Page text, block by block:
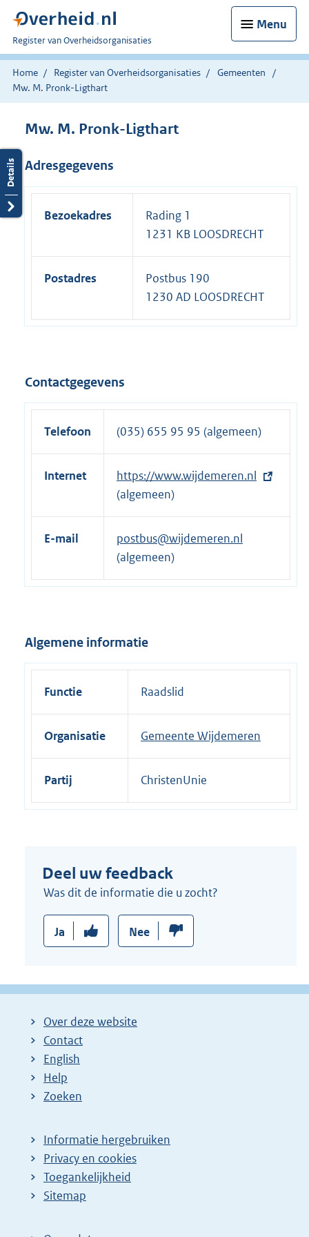
Menu
U
bent
nu
hier:
Register van Overheidsorganisaties
Home Register van Overheidsorganisaties
Gemeenten
Mw. M. Pronk-Ligthart
Mw. M. Pronk-Ligthart
Adresgegevens
Bezoekadres
Rading 1
1231 KB LOOSDRECHT
Postadres
Postbus 190
1230 AD LOOSDRECHT
Contactgegevens
Telefoon (035) 655 95 95 (algemeen)
Internet
E
x
t
r
e
n
k
https://www.wijdemeren.nl
(algemeen)
E-mail
postbus@wijdemeren.nl
(algemeen)
Algemene informatie
Functie Raadslid
Organisatie Gemeente Wijdemeren
Partij ChristenUnie
Deel uw feedback
Was dit de informatie die u zocht?
Ja Nee
Over deze website
Contact
English
Help
Zoeken
Informatie hergebruiken
Privacy en cookies
Toegankelijkheid
Sitemap